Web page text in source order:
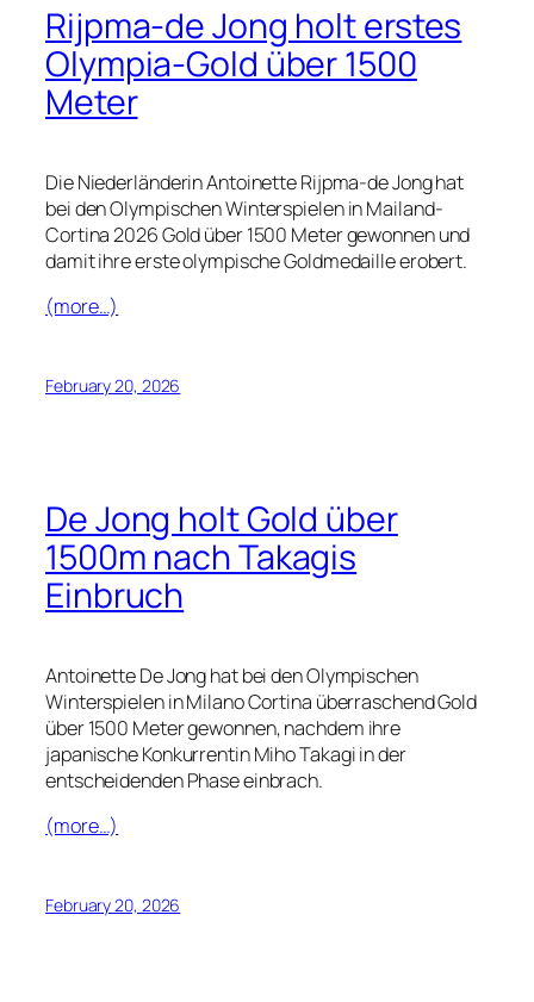
Rijpma-de Jong holt erstes
Olympia-Gold über 1500
Meter
Die Niederländerin Antoinette Rijpma-de Jong hat
bei den Olympischen Winterspielen in Mailand-
Cortina 2026 Gold über 1500 Meter gewonnen und
damit ihre erste olympische Goldmedaille erobert.
(more…)
February 20, 2026
De Jong holt Gold über
1500m nach Takagis
Einbruch
Antoinette De Jong hat bei den Olympischen
Winterspielen in Milano Cortina überraschend Gold
über 1500 Meter gewonnen, nachdem ihre
japanische Konkurrentin Miho Takagi in der
entscheidenden Phase einbrach.
(more…)
February 20, 2026